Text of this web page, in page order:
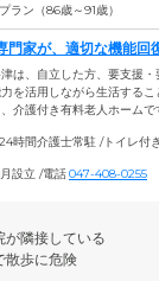
ラン（86歳～91歳）
門家が、適切な機能回
は、自立した方、要支援
を活用しながら生活する
介護付き有料老人ホーム
ハビリを実施。日常動作を
一人おひとりの身体能力に
24時間介護士常駐 /トイレ付
設立 /電話047-408-0255
が隣接している
散歩に危険